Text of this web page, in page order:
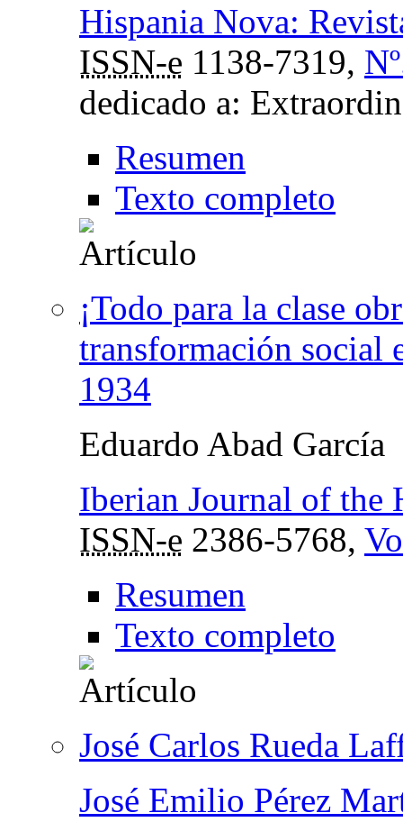
Hispania Nova:
ISSN-e 1138-7319,
dedicado a:
Resumen
Texto completo
¡Todo para la clase
transformación social
1934
Eduardo Abad García
Iberian Journal of the
ISSN-e 2386-5768,
Resumen
Texto completo
José Carlos Rueda
José Emilio Pérez